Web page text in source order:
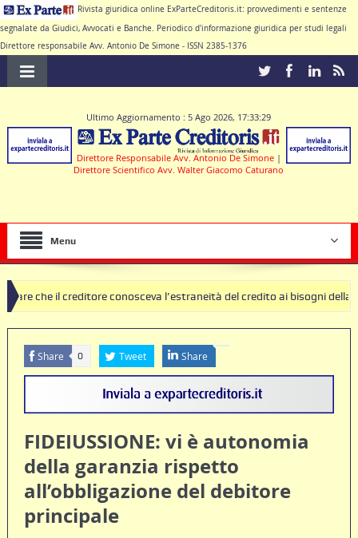
Rivista giuridica online ExParteCreditoris.it: provvedimenti e sentenze
segnalate da Giudici, Avvocati e Banche. Periodico d'informazione giuridica per studi legali
Direttore responsabile Avv. Antonio De Simone - ISSN 2385-1376
Ultimo Aggiornamento : 5 Ago 2026, 17:33:29
Direttore Responsabile Avv. Antonio De Simone |
Direttore Scientifico Avv. Walter Giacomo Caturano
Menu
conosceva l’estraneità del credito ai bisogni della famiglia
nulle deve produrre il contratto di conto corrente
Share 0 Tweet Share
FIDEIUSSIONE: vi è autonomia
della garanzia rispetto
all’obbligazione del debitore
principale